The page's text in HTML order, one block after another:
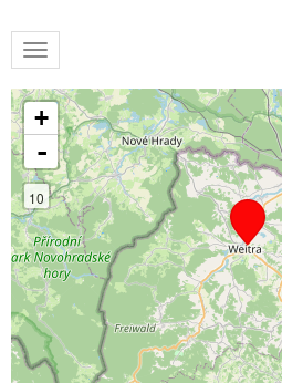
Skip
content
Toggle
navigation
+
-
10